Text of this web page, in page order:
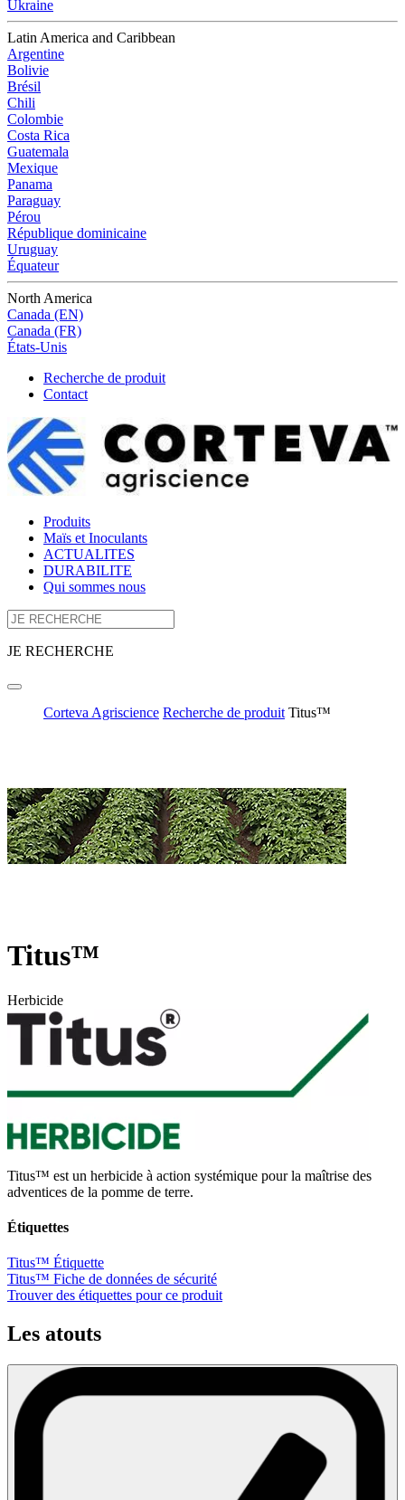
Ukraine
Latin America and Caribbean
Argentine
Bolivie
Brésil
Chili
Colombie
Costa Rica
Guatemala
Mexique
Panama
Paraguay
Pérou
République dominicaine
Uruguay
Équateur
North America
Canada (EN)
Canada (FR)
États-Unis
Recherche de produit
Contact
Produits
Maïs et Inoculants
ACTUALITES
DURABILITE
Qui sommes nous
JE RECHERCHE
Corteva Agriscience Recherche de produit Titus™
Titus™
Herbicide
Titus™ est un herbicide à action systémique pour la maîtrise des
adventices de la pomme de terre.
Étiquettes
Titus™ Étiquette
Titus™ Fiche de données de sécurité
Trouver des étiquettes pour ce produit
Les atouts